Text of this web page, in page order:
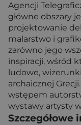
Agencji
główne obszary
projektowanie
malarstwo i
zarówno jego
inspiracji, wśród
ludowe,
archaicznej
wstępem
wystawy artysty